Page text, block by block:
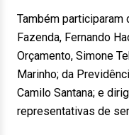
Também
Fazenda, Fernando
Orçamento, Simone
Marinho; da
Camilo Santana; e
representativas de